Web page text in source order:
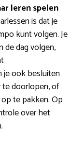
leren spelen
is dat je
kunt volgen. Je
de dag volgen,
je ook besluiten
te doorlopen, of
te pakken. Op
over het